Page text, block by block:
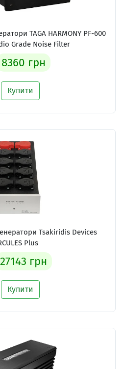
TAGA HARMONY PF-600
Grade Noise Filter
8360 грн
Купити
Tsakiridis Devices
Plus
27143 грн
Купити